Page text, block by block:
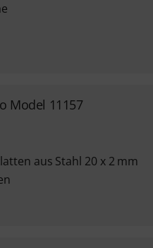
Model 11157
aus Stahl 20 x 2 mm